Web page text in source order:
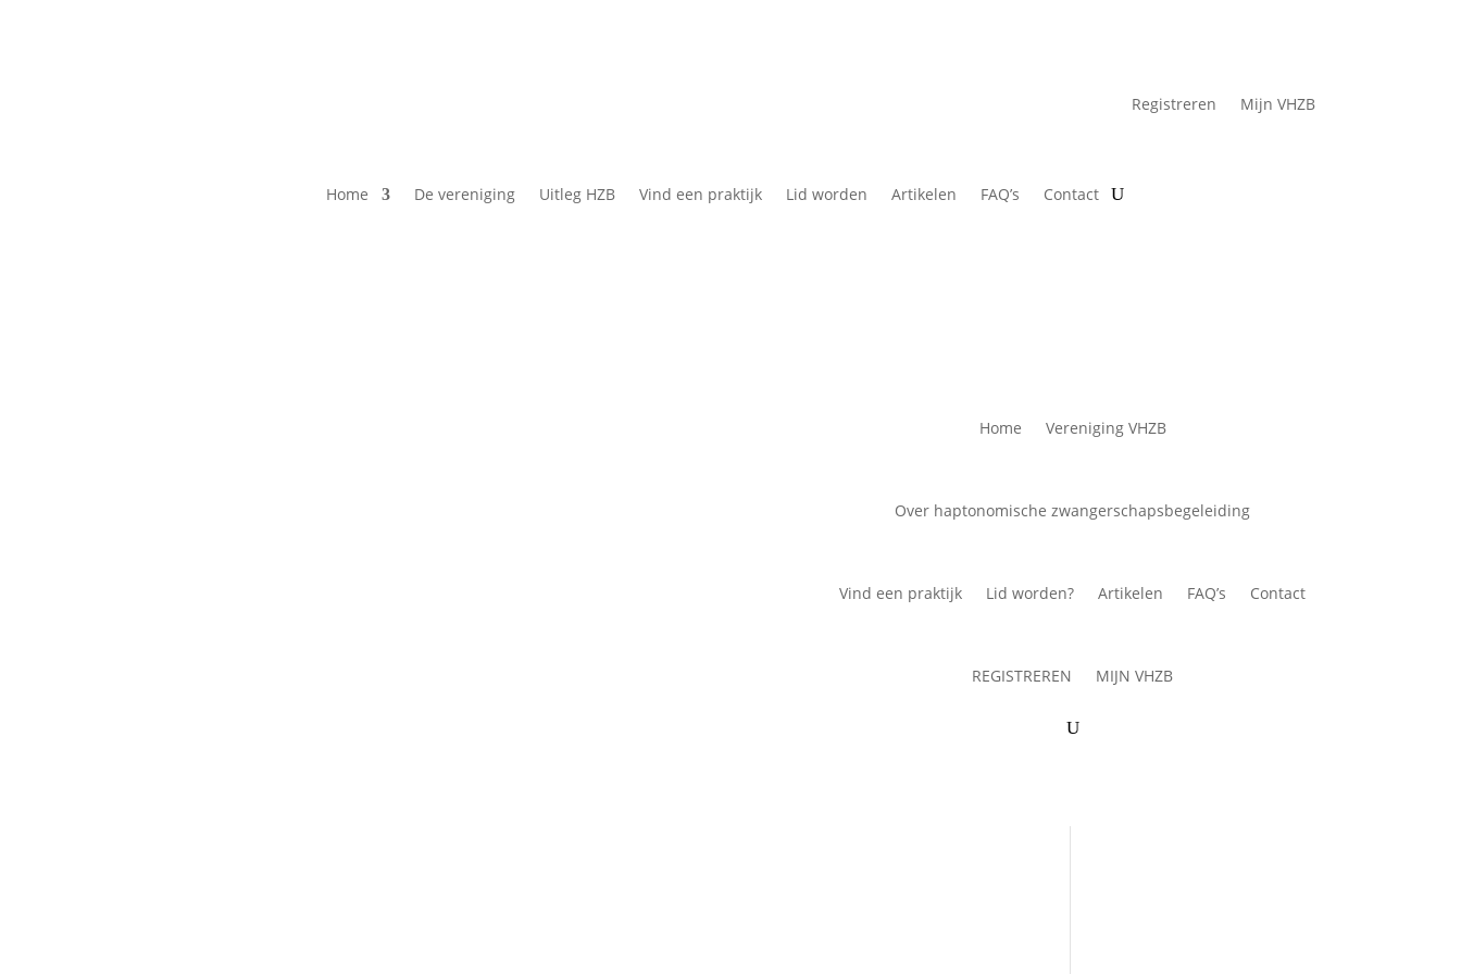
Registreren Mijn VHZB
Home De vereniging Uitleg HZB Vind een praktijk Lid worden Artikelen FAQ’s Contact
Home Vereniging VHZB
Over haptonomische zwangerschapsbegeleiding
Vind een praktijk Lid worden? Artikelen FAQ’s Contact
REGISTREREN MIJN VHZB